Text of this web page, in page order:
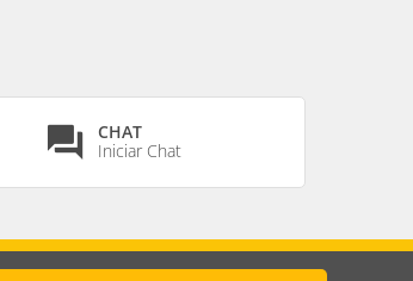
question_answer
CHAT
Iniciar Chat